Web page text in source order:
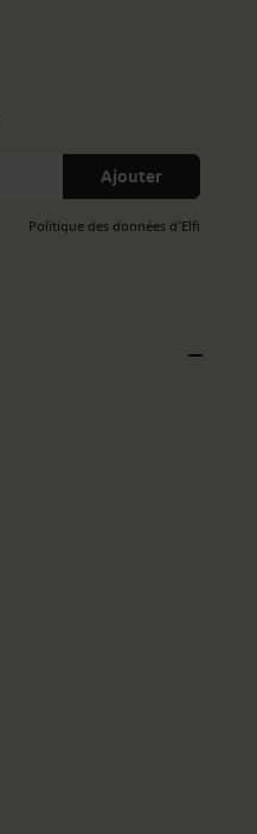
Ajouter
Politique des données d'Elfi